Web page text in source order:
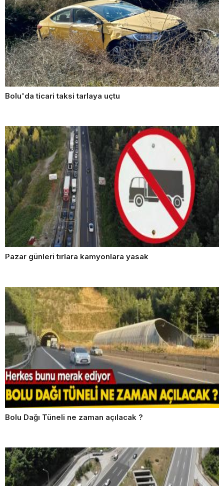
Bolu'da ticari taksi tarlaya uçtu
Pazar günleri tırlara kamyonlara yasak
Bolu Dağı Tüneli ne zaman açılacak ?